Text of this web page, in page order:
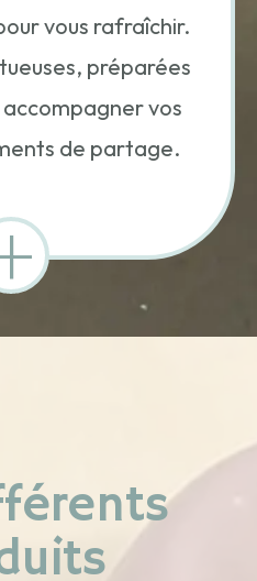
vous rafraîchir.
préparées
vos
de partage.